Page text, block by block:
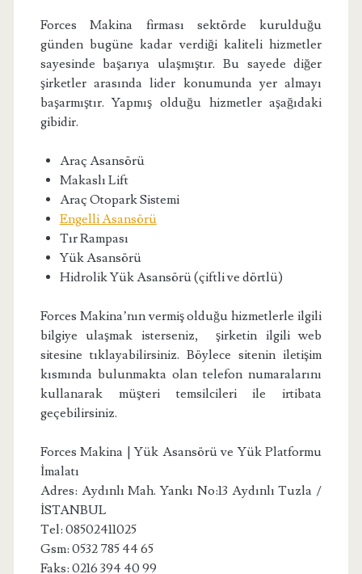
Forces Makina firması sektörde kurulduğu
günden bugüne kadar verdiği kaliteli hizmetler
sayesinde başarıya ulaşmıştır. Bu sayede diğer
şirketler arasında lider konumunda yer almayı
başarmıştır. Yapmış olduğu hizmetler aşağıdaki
gibidir.
Araç Asansörü
Makaslı Lift
Araç Otopark Sistemi
Engelli Asansörü
Tır Rampası
Yük Asansörü
Hidrolik Yük Asansörü (çiftli ve dörtlü)
Forces Makina’nın vermiş olduğu hizmetlerle ilgili
bilgiye ulaşmak isterseniz, şirketin ilgili web
sitesine tıklayabilirsiniz. Böylece sitenin iletişim
kısmında bulunmakta olan telefon numaralarını
kullanarak müşteri temsilcileri ile irtibata
geçebilirsiniz.
Forces Makina | Yük Asansörü ve Yük Platformu
İmalatı
Adres: Aydınlı Mah. Yankı No:13 Aydınlı Tuzla /
İSTANBUL
Tel: 08502411025
Gsm: 0532 785 44 65
Faks: 0216 394 40 99